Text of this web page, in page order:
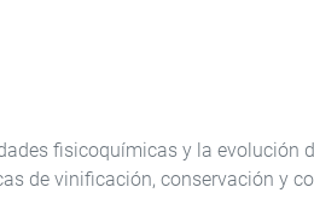
fisicoquímicas y la
de vinificación, conservación y